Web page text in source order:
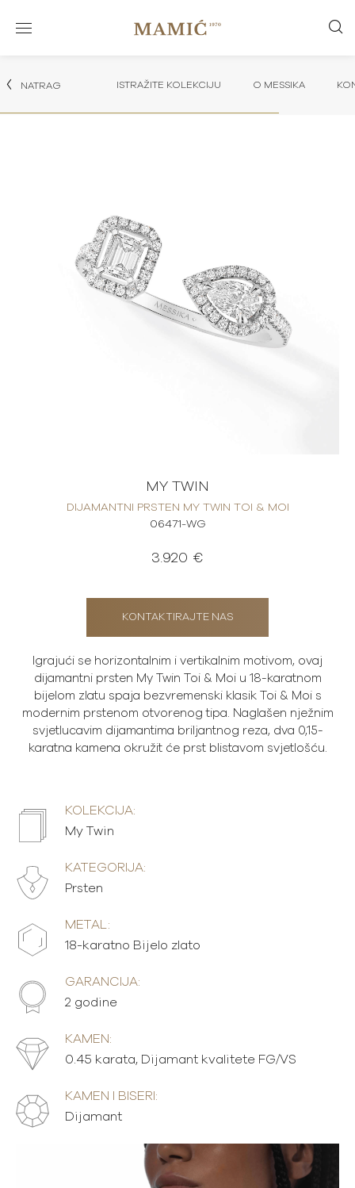
NATRAG ISTRAŽITE KOLEKCIJU O MESSIKA
MY TWIN
DIJAMANTNI PRSTEN MY TWIN TOI & MOI
06471-WG
3.920 €
KONTAKTIRAJTE NAS
Igrajući se horizontalnim i vertikalnim motivom, ovaj
dijamantni prsten My Twin Toi & Moi u 18-karatnom
bijelom zlatu spaja bezvremenski klasik Toi & Moi s
modernim prstenom otvorenog tipa. Naglašen nježnim
svjetlucavim dijamantima briljantnog reza, dva 0,15-
karatna kamena okružit će prst blistavom svjetlošću.
KOLEKCIJA:
My Twin
KATEGORIJA:
Prsten
METAL:
18-karatno Bijelo zlato
GARANCIJA:
2 godine
KAMEN:
0.45 karata, Dijamant kvalitete FG/VS
KAMEN I BISERI:
Dijamant